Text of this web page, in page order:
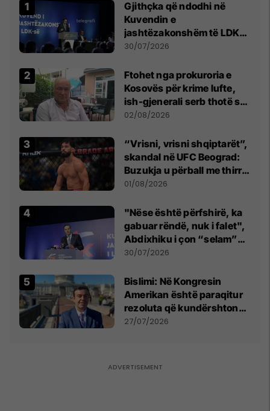
Gjithçka që ndodhi në
Kuvendin e
jashtëzakonshëm të LDK-
së
30/07/2026
Ftohet nga prokuroria e
Kosovës për krime lufte,
ish-gjenerali serb thotë se
dikush e tradhtoi në
02/08/2026
“Vrisni, vrisni shqiptarët”,
skandal në UFC Beograd:
Buzukja u përball me thirrje
anti-shqiptare nga
01/08/2026
"Nëse është përfshirë, ka
gabuar rëndë, nuk i falet",
Abdixhiku i çon “selam”
Përparim Ramës
30/07/2026
Bislimi: Në Kongresin
Amerikan është paraqitur
rezoluta që kundërshton
mbajtjen e Asamblesë
27/07/2026